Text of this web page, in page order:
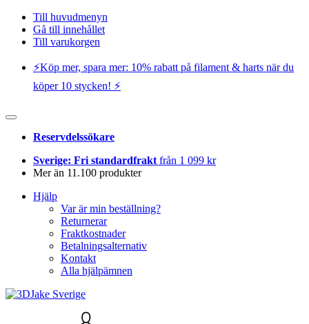
Till huvudmenyn
Gå till innehållet
Till varukorgen
⚡️Köp mer, spara mer: 10% rabatt på filament & harts när du
köper 10 stycken! ⚡️
Reservdelssökare
Sverige: Fri standardfrakt från 1 099 kr
Mer än 11.100 produkter
Hjälp
Var är min beställning?
Returnerar
Fraktkostnader
Betalningsalternativ
Kontakt
Alla hjälpämnen